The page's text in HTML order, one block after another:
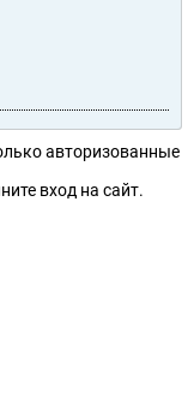
авторизованные
вход на сайт.